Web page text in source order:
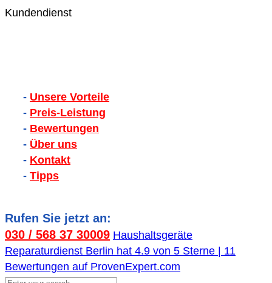
- Unsere Vorteile
- Preis-Leistung
- Bewertungen
- Über uns
- Kontakt
- Tipps
Rufen Sie jetzt an:
030 / 568 37 30009 Haushaltsgeräte
Reparaturdienst Berlin hat 4.9 von 5 Sterne | 11
Bewertungen auf ProvenExpert.com